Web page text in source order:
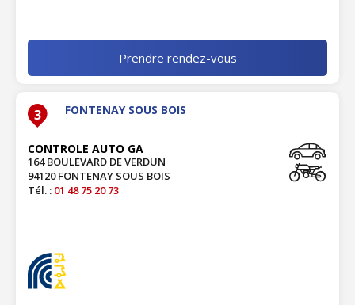
Prendre rendez-vous
3 FONTENAY SOUS BOIS
CONTROLE AUTO GA
164 BOULEVARD DE VERDUN
94120 FONTENAY SOUS BOIS
Tél. : 01 48 75 20 73